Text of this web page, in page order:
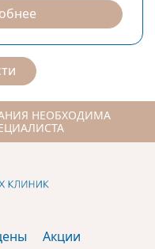
НЕОБХОДИМА
Акции